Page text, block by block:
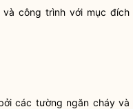
công trình với mục đích
các tường ngăn cháy và